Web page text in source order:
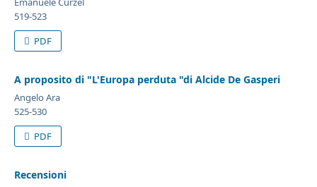
519-523
PDF
A proposito di "L'Europa perduta "di Alcide De Gasperi
Angelo Ara
525-530
PDF
Recensioni